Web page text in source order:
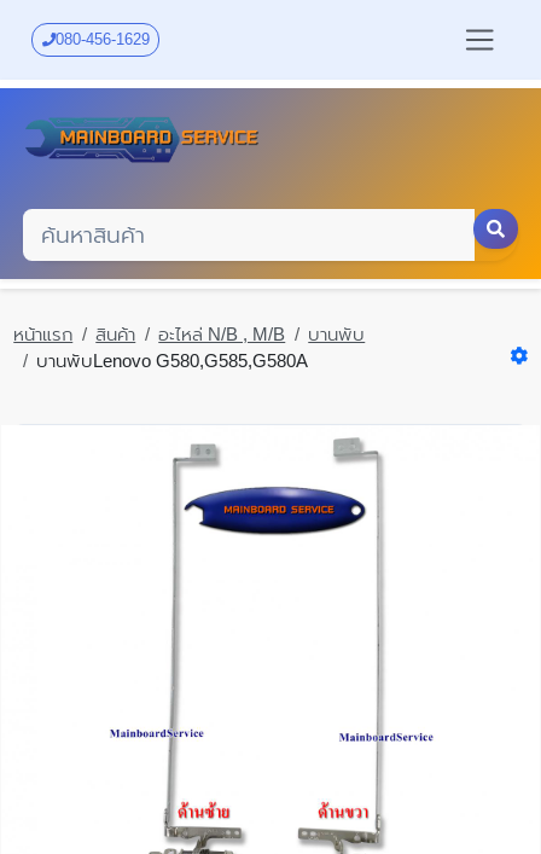
content
080-456-1629
หน้าแรก สินค้า อะไหล่ N/B , M/B
บานพับ
บานพับLenovo G580,G585,G580A